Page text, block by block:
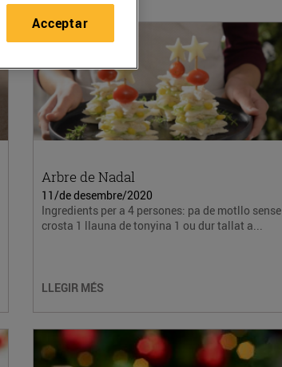
Arbre de Nadal
11/de desembre/2020
Ingredients per a 4 persones: pa de motllo sense
crosta 1 llauna de tonyina 1 ou dur tallat a...
LLEGIR MÉS
Acceptar